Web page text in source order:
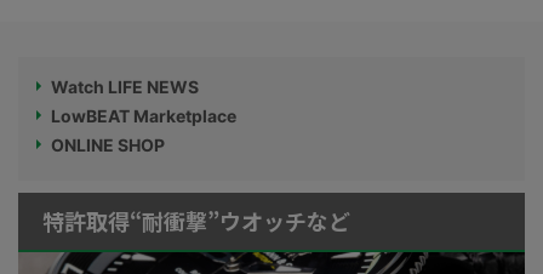
Watch LIFE NEWS
LowBEAT Marketplace
ONLINE SHOP
特許取得“耐衝撃”ウオッチなど